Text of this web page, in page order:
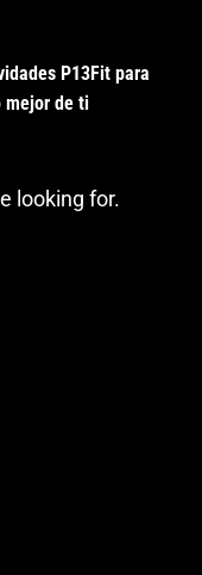
P13Fit para
mejor de ti
looking for.